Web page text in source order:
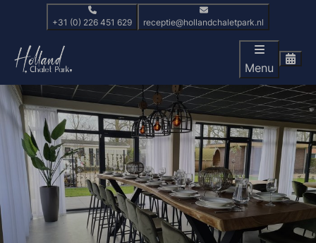
+31 (0) 226 451 629 receptie@hollandchaletpark.nl
Menu